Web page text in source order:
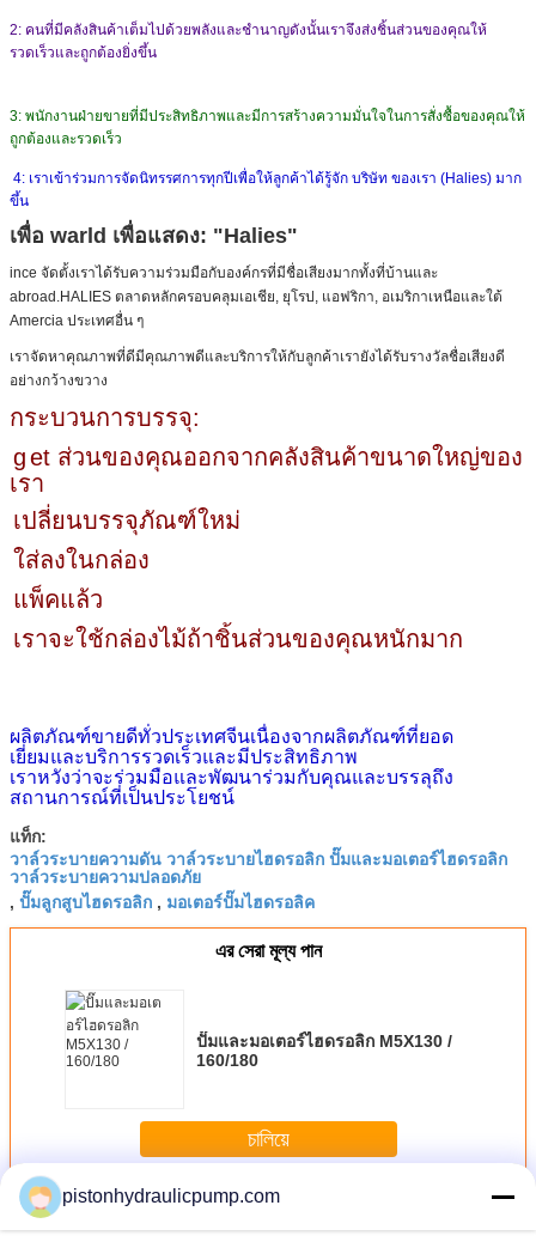
2: คนที่มีคลังสินค้าเต็มไปด้วยพลังและชำนาญดังนั้นเราจึงส่งชิ้นส่วนของคุณให้
รวดเร็วและถูกต้องยิ่งขึ้น
3: พนักงานฝ่ายขายที่มีประสิทธิภาพและมีการสร้างความมั่นใจในการสั่งซื้อของคุณให้
ถูกต้องและรวดเร็ว
4: เราเข้าร่วมการจัดนิทรรศการทุกปีเพื่อให้ลูกค้าได้รู้จัก บริษัท ของเรา (Halies) มาก
ขึ้น
เพื่อ warld เพื่อแสดง: "Halies"
ince จัดตั้งเราได้รับความร่วมมือกับองค์กรที่มีชื่อเสียงมากทั้งที่บ้านและ
abroad.HALIES ตลาดหลักครอบคลุมเอเชีย, ยุโรป, แอฟริกา, อเมริกาเหนือและใต้
Amercia ประเทศอื่น ๆ
เราจัดหาคุณภาพที่ดีมีคุณภาพดีและบริการให้กับลูกค้าเรายังได้รับรางวัลชื่อเสียงดี
อย่างกว้างขวาง
กระบวนการบรรจุ:
get ส่วนของคุณออกจากคลังสินค้าขนาดใหญ่ของ
เรา
เปลี่ยนบรรจุภัณฑ์ใหม่
ใส่ลงในกล่อง
แพ็คแล้ว
เราจะใช้กล่องไม้ถ้าชิ้นส่วนของคุณหนักมาก
ผลิตภัณฑ์ขายดีทั่วประเทศจีนเนื่องจากผลิตภัณฑ์ที่ยอด
เยี่ยมและบริการรวดเร็วและมีประสิทธิภาพ
เราหวังว่าจะร่วมมือและพัฒนาร่วมกับคุณและบรรลุถึง
สถานการณ์ที่เป็นประโยชน์
แท็ก:
วาล์วระบายความดัน วาล์วระบายไฮดรอลิก ปั๊มและมอเตอร์ไฮดรอลิก
วาล์วระบายความปลอดภัย
, ปั๊มลูกสูบไฮดรอลิก , มอเตอร์ปั๊มไฮดรอลิค
এর সেরা মূল্য পান
ปั๊มและมอเตอร์ไฮดรอลิก M5X130 /
160/180
চালিয়ে
มากกว่าHydraulic Pump Parts
pistonhydraulicpump.com